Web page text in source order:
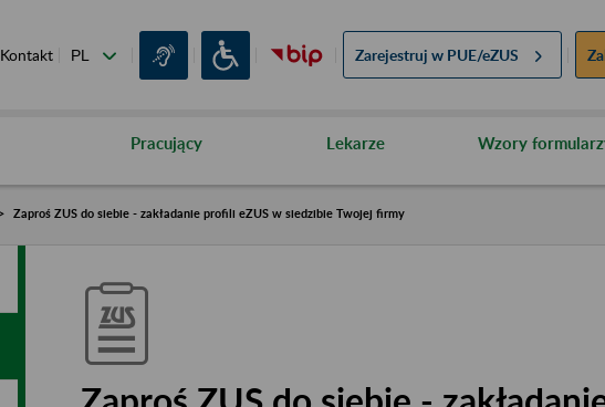
Kontakt Zarejestruj w PUE/eZUS
Pracujący Lekarze Wzory
Zaproś ZUS do siebie - zakładanie profili eZUS w siedzibie Twojej firmy